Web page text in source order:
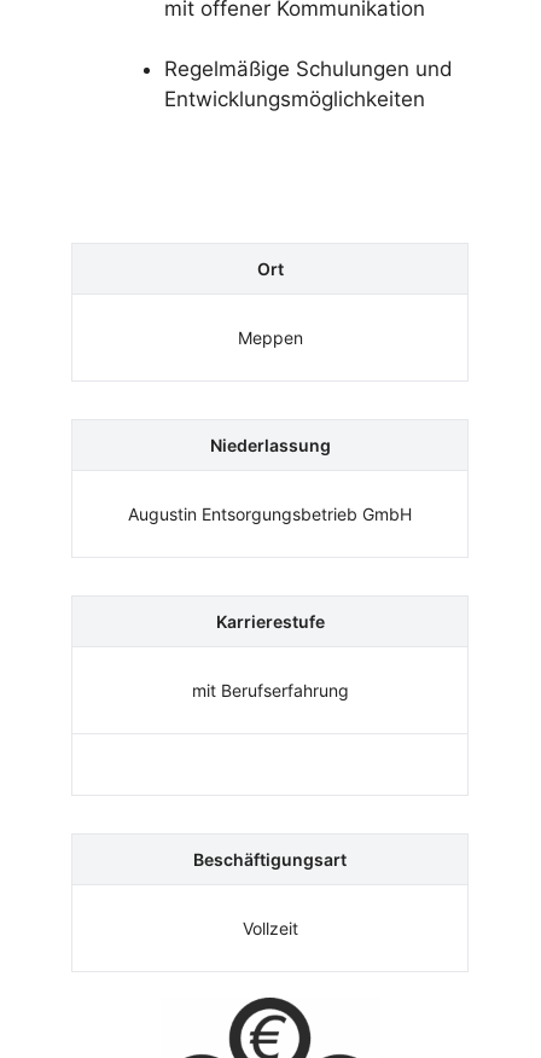
mit offener Kommunikation
Regelmäßige Schulungen und
Entwicklungsmöglichkeiten
Ort
Meppen
Niederlassung
Augustin Entsorgungsbetrieb GmbH
Karrierestufe
mit Berufserfahrung
Beschäftigungsart
Vollzeit